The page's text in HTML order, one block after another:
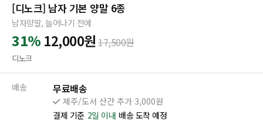
[디노크] 남자 기본 양말 6종
남자양말, 늘어나기 전에
31% 12,000원17,500원
디노크
배송 무료배송
제주/도서 산간 추가 3,000원
결제 기준 2일 이내 배송 도착 예정